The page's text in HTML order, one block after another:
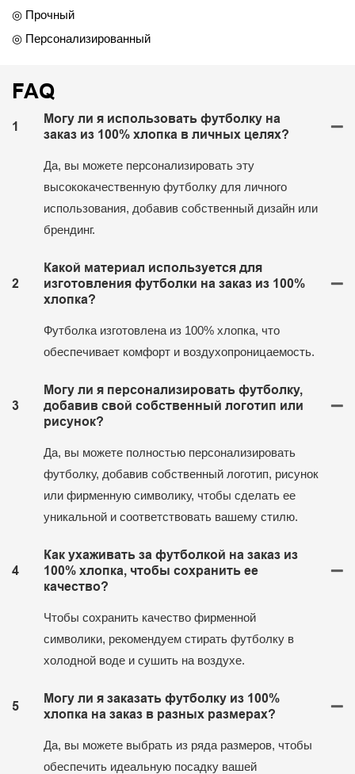
◎ Прочный
◎ Персонализированный
FAQ
1
Могу ли я использовать футболку на
заказ из 100% хлопка в личных целях?
Да, вы можете персонализировать эту
высококачественную футболку для личного
использования, добавив собственный дизайн или
брендинг.
2
Какой материал используется для
изготовления футболки на заказ из 100%
хлопка?
Футболка изготовлена ​​из 100% хлопка, что
обеспечивает комфорт и воздухопроницаемость.
3
Могу ли я персонализировать футболку,
добавив свой собственный логотип или
рисунок?
Да, вы можете полностью персонализировать
футболку, добавив собственный логотип, рисунок
или фирменную символику, чтобы сделать ее
уникальной и соответствовать вашему стилю.
4
Как ухаживать за футболкой на заказ из
100% хлопка, чтобы сохранить ее
качество?
Чтобы сохранить качество фирменной
символики, рекомендуем стирать футболку в
холодной воде и сушить на воздухе.
5
Могу ли я заказать футболку из 100%
хлопка на заказ в разных размерах?
Да, вы можете выбрать из ряда размеров, чтобы
обеспечить идеальную посадку вашей